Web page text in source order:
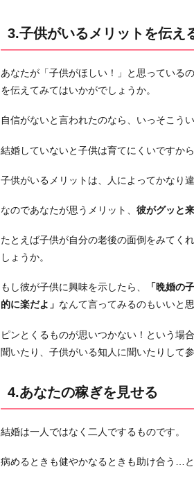
ぎ
を
せ
る
5.
婚
来
い
な
ら
れ
る」
き
っ
り
言
う
わ
3.子供がいるメリットを伝え
あなたが「子供がほしい！」と思っている
を伝えてみてはいかがでしょうか。
自信がないと言われたのなら、いっそこう
結婚していないと子供は育てにくいですか
子供がいるメリットは、人によってかなり違
なのであなたが思うメリット、 彼がグッと
たとえば子供が自分の老後の面倒をみてく
しょうか。
もし彼が子供に興味を示したら、
「晩婚の
的に楽だよ」 なんて言ってみるのもいいと思
ピンとくるものが思いつかない！という場
聞いたり、子供がいる知人に聞いたりして
4.あなたの稼ぎを見せる
結婚は一人ではなく二人でするものです。
病めるときも健やかなるときも助け合う…と